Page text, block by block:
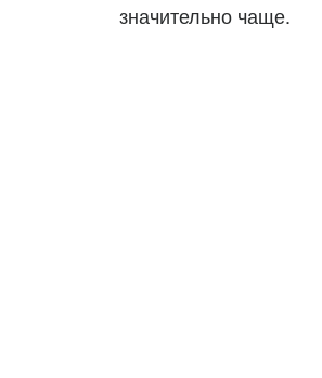
значительно чаще.